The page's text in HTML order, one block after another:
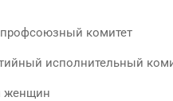
комитет
исполнительный
женщин